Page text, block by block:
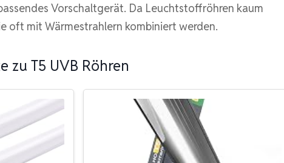
Vorschaltgerät. Da Leuchtstoffröhren kaum
oft mit Wärmestrahlern kombiniert werden.
zu T5 UVB Röhren